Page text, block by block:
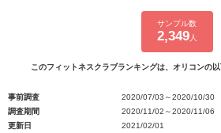
サンプル数
2,349人
このフィットネスクラブランキングは、オリコンの
事前調査
2020/07/03～2020/10/30
調査期間
2020/11/02～2020/11/06
更新日
2021/02/01